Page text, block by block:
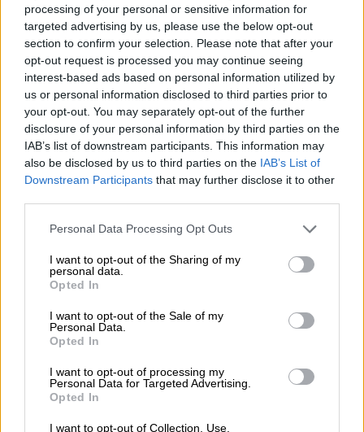
processing of your personal or sensitive information for
targeted advertising by us, please use the below opt-out
section to confirm your selection. Please note that after your
opt-out request is processed you may continue seeing
interest-based ads based on personal information utilized by
us or personal information disclosed to third parties prior to
your opt-out. You may separately opt-out of the further
disclosure of your personal information by third parties on the
IAB’s list of downstream participants. This information may
also be disclosed by us to third parties on the IAB’s List of
Downstream Participants that may further disclose it to other
Please note that this website/app uses one or more Google
not limited to your visit or usage behaviour. You may click to
grant or deny consent to Google and its third-party tags to
use your data for below specified purposes in below Google
consent section.
Personal Data Processing Opt Outs
I want to opt-out of the Sharing of my
personal data.
Opted In
I want to opt-out of the Sale of my
Personal Data.
Opted In
I want to opt-out of processing my
Personal Data for Targeted Advertising.
Opted In
I want to opt-out of Collection, Use,
Γαλάζιοι σπειροειδείς σχηματισμοί
στη Λευκάδα: Εντυπωσιακή
δορυφορική εικόνα - Πώς
δημιουργήθηκε το φαινόμενο
Ελλάδα| 31.05.2026 18:24
Πέθανε ο άνδρας που έζησε τρία
χρόνια με το ήπαρ της Έμμας - Το
συγκινητικό μήνυμα της μητέρας της
«Και φτωχός να είσαι, έχεις δίπλα σου
το Φάληρο να πας να κάνεις μπάνιο
στη θάλασσα τζάμπα»
Στο απόσπασμα του podcast με τον Μάνο
Πίντζη, που απομόνωσε το Mega, ο
υπουργός Υγείας, φέρεται να υποστηρίζει